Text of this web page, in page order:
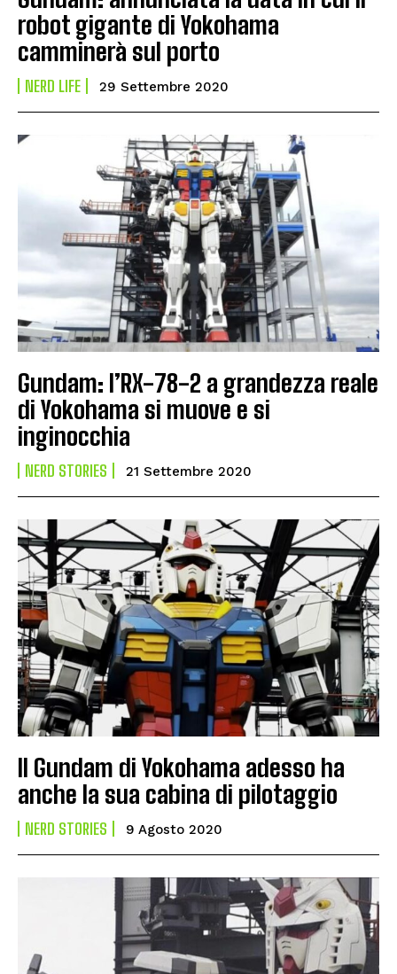
robot gigante di Yokohama
camminerà sul porto
NERD LIFE 29 Settembre 2020
Gundam: l’RX-78-2 a grandezza reale
di Yokohama si muove e si
inginocchia
NERD STORIES 21 Settembre 2020
Il Gundam di Yokohama adesso ha
anche la sua cabina di pilotaggio
NERD STORIES 9 Agosto 2020